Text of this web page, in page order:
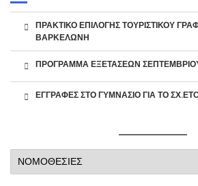
ΠΡΑΚΤΙΚΟ ΕΠΙΛΟΓΗΣ ΤΟΥΡΙΣΤΙΚΟΥ
ΒΑΡΚΕΛΩΝΗ
ΠΡΟΓΡΑΜΜΑ ΕΞΕΤΑΣΕΩΝ
ΕΓΓΡΑΦΕΣ ΣΤΟ ΓΥΜΝΑΣΙΟ ΓΙΑ ΤΟ
ΝΟΜΟΘΕΣΙΕΣ